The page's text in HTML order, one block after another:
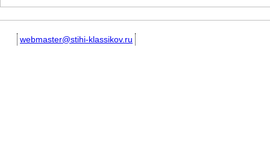
webmaster@stihi-klassikov.ru